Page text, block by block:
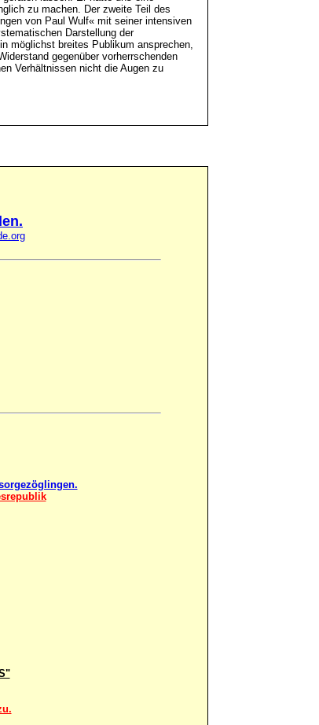
zu machen. Der zweite Teil des
von Paul Wulf« mit seiner intensiven
Darstellung der
möglichst breites Publikum ansprechen,
gegenüber vorherrschenden
Verhältnissen nicht die Augen zu